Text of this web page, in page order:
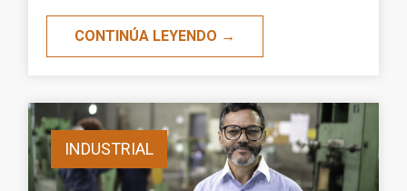
CONTINÚA LEYENDO →
INDUSTRIAL